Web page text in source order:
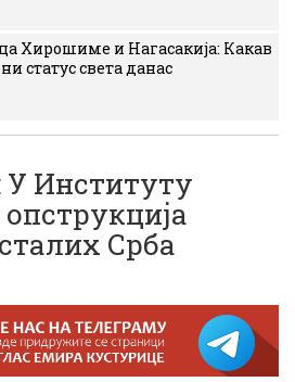
Хирошиме и Нагасакија: Какав
статус света данас
Институту
Срба